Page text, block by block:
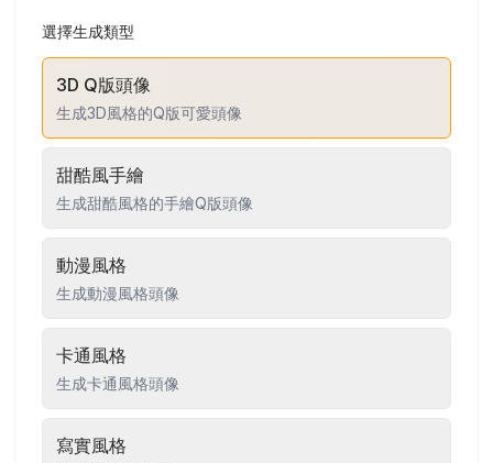
選擇生成類型
3D Q版頭像
生成3D風格的Q版可愛頭像
甜酷風手繪
生成甜酷風格的手繪Q版頭像
動漫風格
生成動漫風格頭像
卡通風格
生成卡通風格頭像
寫實風格